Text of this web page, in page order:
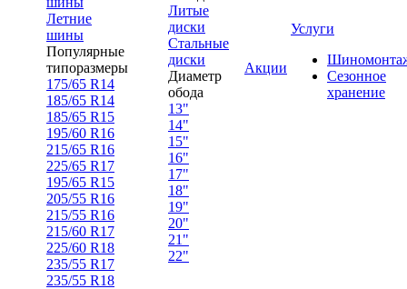
Летние
шины
Популярные
типоразмеры
175/65 R14
185/65 R14
185/65 R15
195/60 R16
215/65 R16
225/65 R17
195/65 R15
205/55 R16
215/55 R16
215/60 R17
225/60 R18
235/55 R17
235/55 R18
Литые
диски
Стальные
диски
Диаметр
обода
13"
14"
15"
16"
17"
18"
19"
20"
21"
22"
Акции
Услуги
Сезонное
хранение